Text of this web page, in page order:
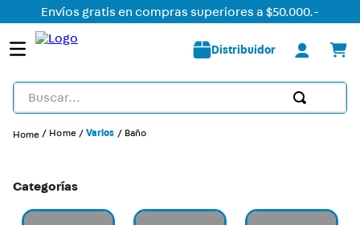
Envíos gratis en compras superiores a $50.000.-
Distribuidor
Buscar...
Home Varios Baño
Categorías
TÉRMINOS MÁS BUSCADOS
2.
tomacorriente
3.
usb